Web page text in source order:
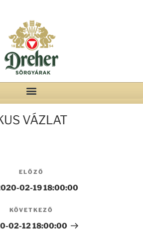
VÁZLAT
ELŐZŐ
02-19 18:00:00
KÖVETKEZŐ
02-12 18:00:00